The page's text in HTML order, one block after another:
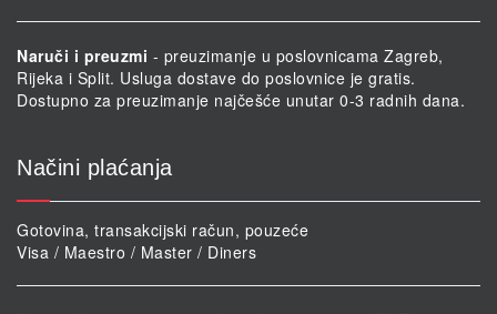
Naruči i preuzmi - preuzimanje u poslovnicama Zagreb,
Rijeka i Split. Usluga dostave do poslovnice je gratis.
Dostupno za preuzimanje najčešće unutar 0-3 radnih dana.
Načini plaćanja
Gotovina, transakcijski račun, pouzeće
Visa / Maestro / Master / Diners